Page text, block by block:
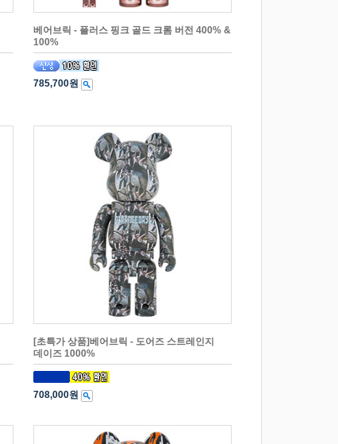
베어브릭 - 플러스 핑크 골드 크롬 버전 400% &
100%
785,700원
[초특가 상품]베어브릭 - 도어즈 스트레인지
데이즈 1000%
708,000원